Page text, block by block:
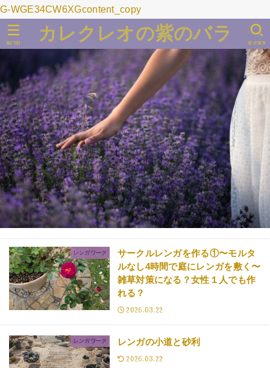
G-WGE34CW6XGcontent_copy
カレクレオの紫のバラ SEARCH
MENU
レンガワーク
サークルレンガを作る①〜モルタ
ルなし4時間で庭にレンガを敷く〜
雑草対策になる？女性１人でも作
れる？
2026.03.22
レンガワーク レンガの小道と砂利
2026.03.22